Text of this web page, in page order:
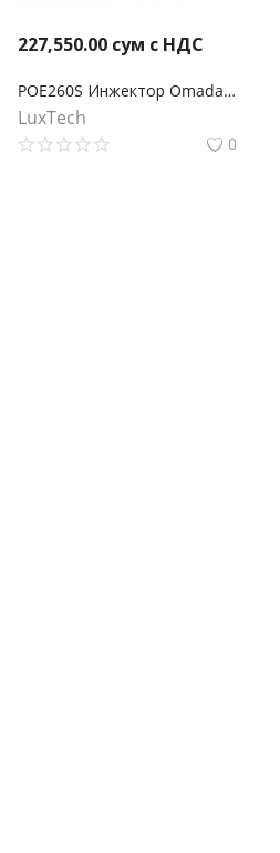
227,550.00 сум с НДС
POE260S Инжектор Omada PoE+ 2,5 Гбит/с
LuxTech
0